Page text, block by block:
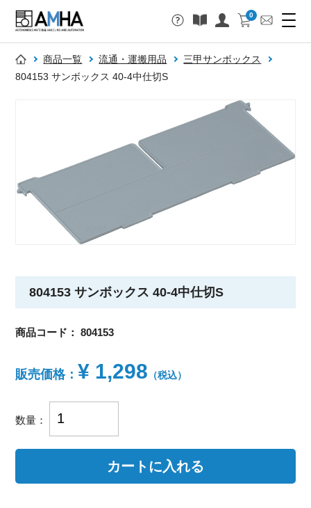
0
商品一覧 流通・運搬用品
三甲サンボックス
804153 サンボックス 40-4中仕切S
804153 サンボックス 40-4中仕切S
商品コード：804153
販売価格： ¥ 1,298 （税込）
数量：